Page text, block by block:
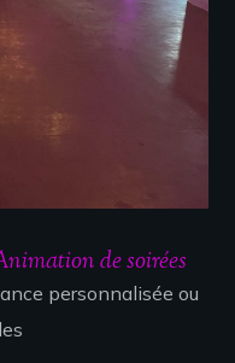
de soirées
personnalisée ou